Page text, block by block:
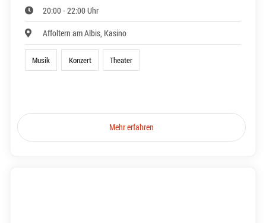
20:00 - 22:00 Uhr
Affoltern am Albis, Kasino
Musik Konzert Theater
Mehr erfahren